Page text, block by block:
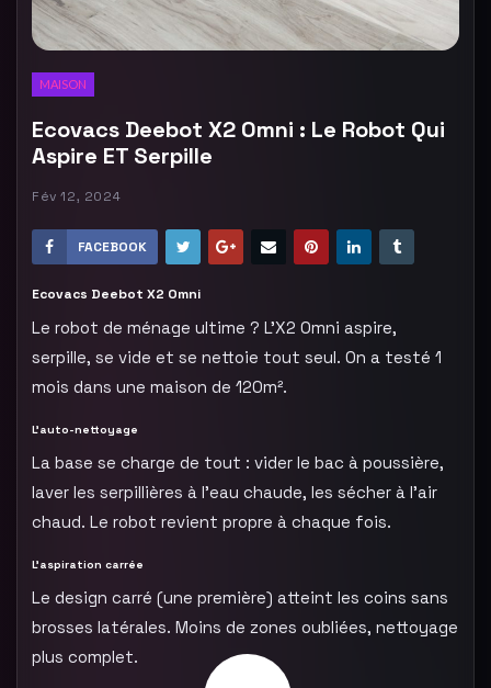
MAISON
Ecovacs Deebot X2 Omni : Le Robot Qui
Aspire ET Serpille
Fév 12, 2024
FACEBOOK
Ecovacs Deebot X2 Omni
Le robot de ménage ultime ? L’X2 Omni aspire,
serpille, se vide et se nettoie tout seul. On a testé 1
mois dans une maison de 120m².
L’auto-nettoyage
La base se charge de tout : vider le bac à poussière,
laver les serpillières à l’eau chaude, les sécher à l’air
chaud. Le robot revient propre à chaque fois.
L’aspiration carrée
Le design carré (une première) atteint les coins sans
brosses latérales. Moins de zones oubliées, nettoyage
plus complet.